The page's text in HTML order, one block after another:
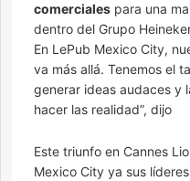
comerciales para una
dentro del Grupo
En LePub Mexico City,
va más allá. Tenemos el
generar ideas audaces y
hacer las realidad”, dijo
Este triunfo en Cannes
Mexico City ya sus